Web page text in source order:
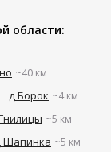
области:
~40 км
д Борок ~4 км
~5 км
Шапинка ~5 км